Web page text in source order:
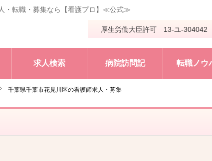
・転職・募集なら【看護プロ】≪公式≫
厚生労働大臣許可 13-ユ-304042
求人検索 病院訪問記 転職ノウ
千葉県千葉市花見川区の看護師求人・募集